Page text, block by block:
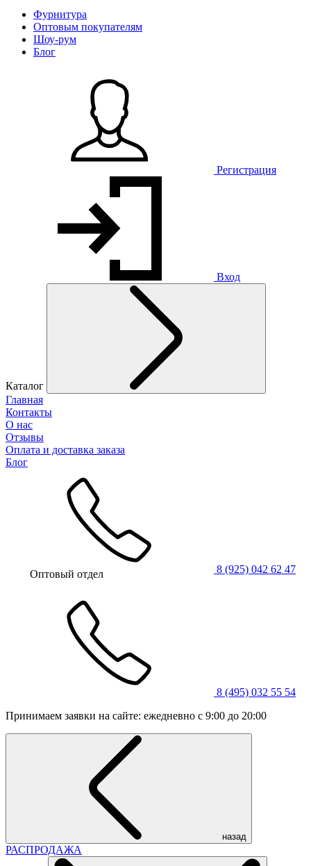
Фурнитура
Оптовым покупателям
Шоу-рум
Блог
Регистрация
Вход
Каталог
Главная
Контакты
О нас
Отзывы
Оплата и доставка заказа
Блог
8 (925) 042 62 47
Оптовый отдел
8 (495) 032 55 54
Принимаем заявки на сайте: ежедневно с 9:00 до 20:00
назад
РАСПРОДАЖА